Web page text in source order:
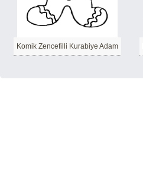
Komik Zencefilli Kurabiye Adam